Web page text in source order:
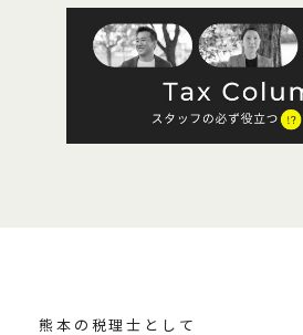
熊本の税理士として